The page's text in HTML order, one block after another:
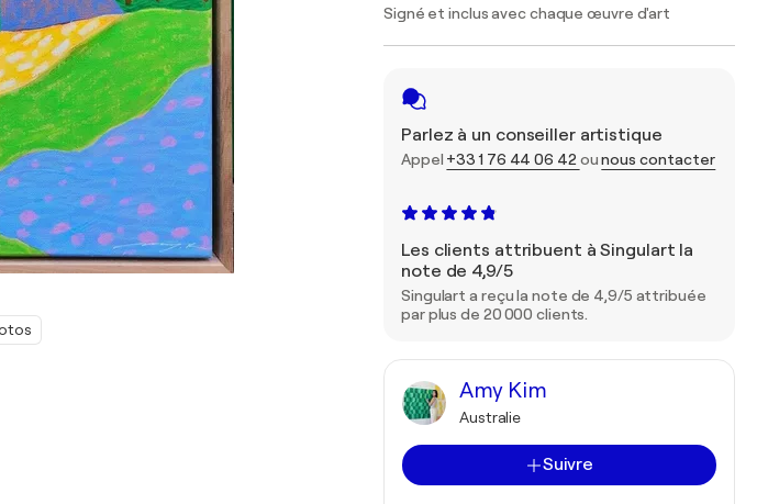
Signé et inclus avec chaque œuvre d'art
Parlez à un conseiller artistique
Appel +33 1 76 44 06 42 ounous contacter
Les clients attribuent à Singulart la
note de 4,9/5
Singulart a reçu la note de 4,9/5 attribuée
par plus de 20 000 clients.
Amy Kim
Australie
Suivre